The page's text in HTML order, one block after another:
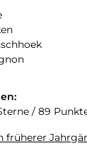
/ 89
früherer